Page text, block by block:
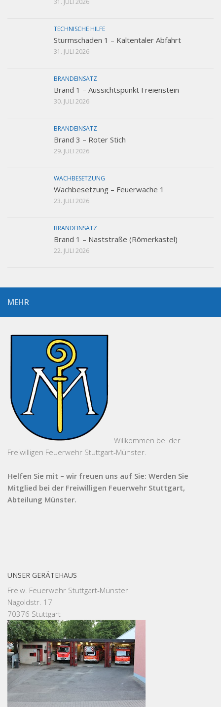
31. JULI 2026
TECHNISCHE HILFE
Sturmschaden 1 – Kaltentaler Abfahrt
31. JULI 2026
BRANDEINSATZ
Brand 1 – Aussichtspunkt Freienstein
30. JULI 2026
BRANDEINSATZ
Brand 3 – Roter Stich
29. JULI 2026
WACHBESETZUNG
Wachbesetzung – Feuerwache 1
23. JULI 2026
BRANDEINSATZ
Brand 1 – Naststraße (Römerkastel)
22. JULI 2026
MEHR
Willkommen bei der
Freiwilligen Feuerwehr Stuttgart-Münster.
Helfen Sie mit – wir freuen uns auf Sie: Werden Sie
Mitglied bei der Freiwilligen Feuerwehr Stuttgart,
Abteilung Münster.
UNSER GERÄTEHAUS
Freiw. Feuerwehr Stuttgart-Münster
Nagoldstr. 17
70376 Stuttgart